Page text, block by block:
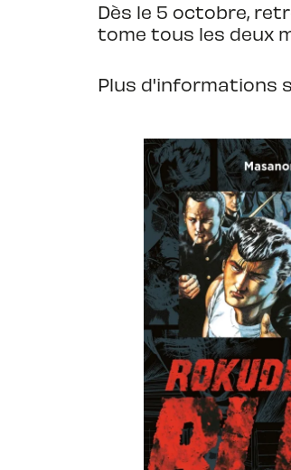
Dès le 5 octobre,
tome tous les deux
Plus d'informations